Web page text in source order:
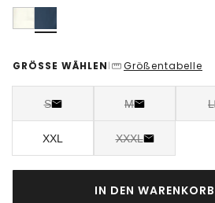
GRÖSSE WÄHLEN | Größentabelle
S M L
XXL XXXL
IN DEN WARENKORB